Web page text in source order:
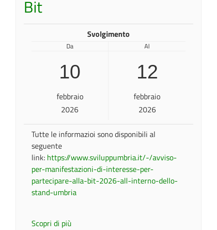
Bit
Svolgimento
Da
10
febbraio
2026
Al
12
febbraio
2026
Tutte le informazioi sono disponibili al
seguente
link: https://www.sviluppumbria.it/-/avviso-
per-manifestazioni-di-interesse-per-
partecipare-alla-bit-2026-all-interno-dello-
stand-umbria
Scopri di più